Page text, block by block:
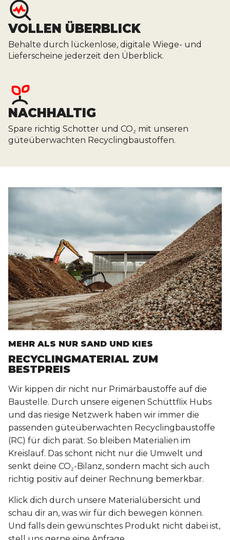
VOLLEN ÜBERBLICK
Behalte durch lückenlose, digitale Wiege- und
Lieferscheine jederzeit den Überblick.
NACHHALTIG
Spare richtig Schotter und CO₂ mit unseren
güteüberwachten Recyclingbaustoffen.
MEHR ALS NUR SAND UND KIES
RECYCLINGMATERIAL ZUM
BESTPREIS
Wir kippen dir nicht nur Primärbaustoffe auf die
Baustelle. Durch unsere eigenen Schüttflix Hubs
und das riesige Netzwerk haben wir immer die
passenden güteüberwachten Recyclingbaustoffe
(RC) für dich parat. So bleiben Materialien im
Kreislauf. Das schont nicht nur die Umwelt und
senkt deine CO₂-Bilanz, sondern macht sich auch
richtig positiv auf deiner Rechnung bemerkbar.
Klick dich durch unsere Materialübersicht und
schau dir an, was wir für dich bewegen können.
Und falls dein gewünschtes Produkt nicht dabei ist,